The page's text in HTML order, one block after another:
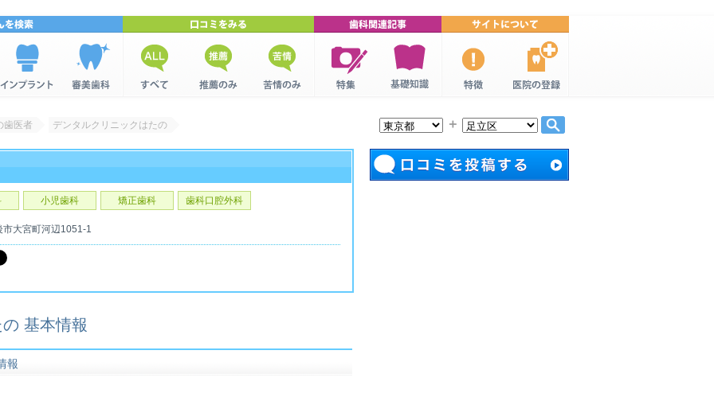
を検索
検索
ミ
者の基礎知
識
科・歯医者
について
登録
歯医者 デンタルクリニックはたの ＋
小児歯科 矯正歯科 歯科口腔外科
市大宮町河辺1051-1
基本情報
報